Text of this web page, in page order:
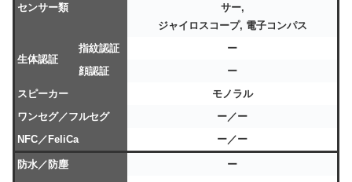
センサー類
サー,
ジャイロスコープ, 電子コンパス
生体認証
指紋認証
ー
顔認証
ー
スピーカー
モノラル
ワンセグ／フルセグ
ー／ー
NFC／FeliCa
ー／ー
防水／防塵
ー